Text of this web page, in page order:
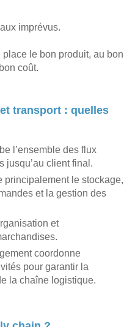
imprévus.
le bon produit, au bon
coût.
transport : quelles
l’ensemble des flux
jusqu’au client final.
principalement le stockage,
et la gestion des
et
coordonne
pour garantir la
la chaîne logistique.